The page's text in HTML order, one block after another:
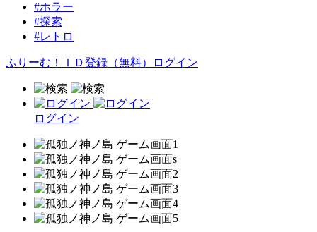
#ホラー
#探索
#レトロ
ふりーむ！ＩＤ登録（無料） ログイン
ログイン